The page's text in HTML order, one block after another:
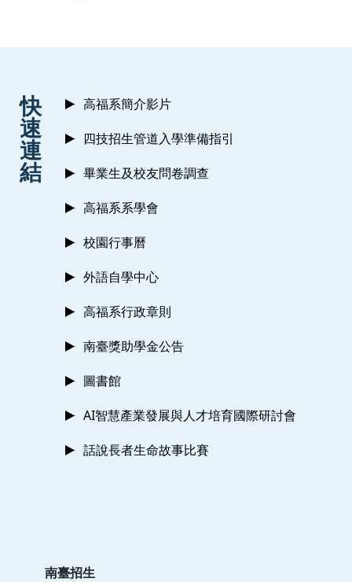
快
速
連
結
高福系簡介影片
四技招生管道入學準備指引
畢業生及校友問卷調查
高福系系學會
校園行事曆
外語自學中心
高福系行政章則
南臺獎助學金公告
圖書館
AI智慧產業發展與人才培育國際研討會
話說長者生命故事比賽
南臺招生